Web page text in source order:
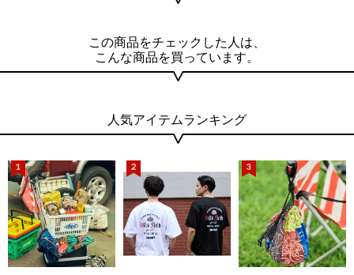
この商品をチェックした人は、
こんな商品を買っています。
人気アイテムランキング